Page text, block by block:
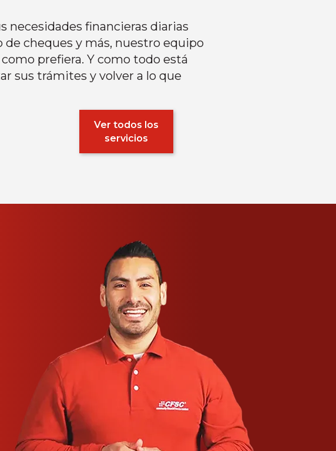
necesidades financieras diarias
de cheques y más, nuestro equipo
prefiera. Y como todo está
sus trámites y volver a lo que
Ver todos los
servicios